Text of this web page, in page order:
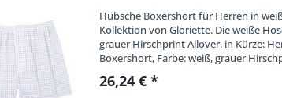
Hübsche Boxershort für Herren in
Kollektion von Gloriette. Die weiße
grauer Hirschprint Allover. in Kürze:
Boxershort, Farbe: weiß, grauer
Informationen zur Produktsicherheit...
26,24 € *